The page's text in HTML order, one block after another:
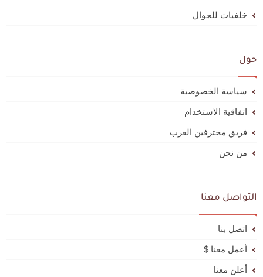
خلفيات للجوال
حول
سياسة الخصوصية
اتفاقية الاستخدام
فريق محترفين العرب
من نحن
التواصل معنا
اتصل بنا
أعمل معنا $
أعلن معنا